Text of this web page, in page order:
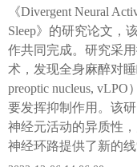
《Divergent Neural
Sleep》的研究论文，
作共同完成。研究采
术，发现全身麻醉对
preoptic nucleus,
要发挥抑制作用。该
神经元活动的异质性
神经环路提供了新的线